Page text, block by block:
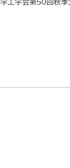
学会第50回秋季